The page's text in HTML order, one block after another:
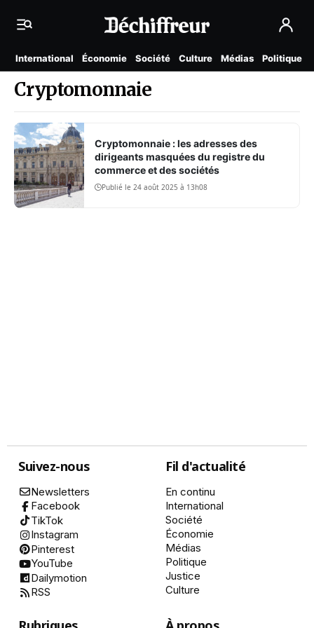
International Économie Société Culture Médias Politique
Cryptomonnaie
Cryptomonnaie : les adresses des
dirigeants masquées du registre du
commerce et des sociétés
Publié le 24 août 2025 à 13h08
Suivez-nous
Newsletters
Facebook
TikTok
Instagram
Pinterest
YouTube
Dailymotion
RSS
Fil d'actualité
En continu
International
Société
Économie
Médias
Politique
Justice
Culture